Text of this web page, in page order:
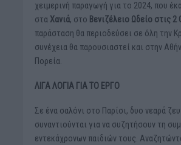
χειμερινή παραγωγή για το 2024, που
στα Χανιά, στο Βενιζέλειο Ωδείο στις
παράσταση θα περιοδεύσει σε όλη την
συνέχεια θα παρουσιαστεί και στην
Πορεία.
ΛΙΓΑ ΛΟΓΙΑ ΓΙΑ ΤΟ ΕΡΓΟ
Σε ένα σαλόνι στο Παρίσι, δυο νεαρά
συναντιούνται για να συζητήσουν τη
εντεκάχρονων παιδιών τους.